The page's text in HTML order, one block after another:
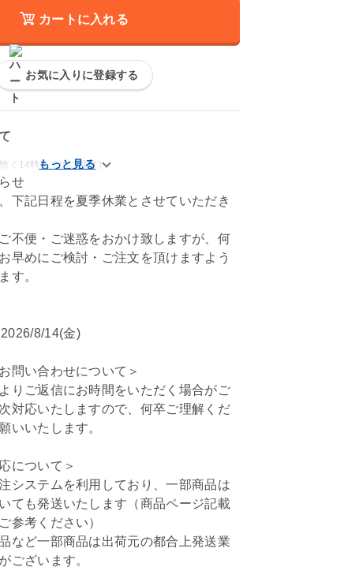
カートに入れる
お気に入りに登録する
く14時までのご注文)
せ
下記日程を夏季休業とさせていただき
不便・ご迷惑をおかけ致しますが、何
早めにご検討・ご注文を頂けますよう
す。
8/14(金)
問い合わせについて＞
りご返信にお時間をいただく場合がご
対応いたしますので、何卒ご理解くだ
いいたします。
について＞
システムを利用しており、一部商品は
ても発送いたします（商品ページ記載
参考ください）
など一部商品は出荷元の都合上発送業
ございます。